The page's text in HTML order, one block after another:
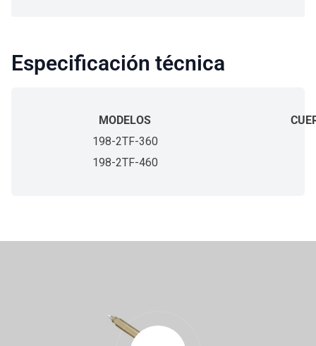
Especificación técnica
MODELOS
198-2TF-360
198-2TF-460